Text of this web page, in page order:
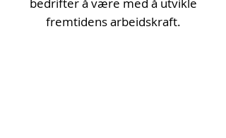
fremtidens arbeidskraft.